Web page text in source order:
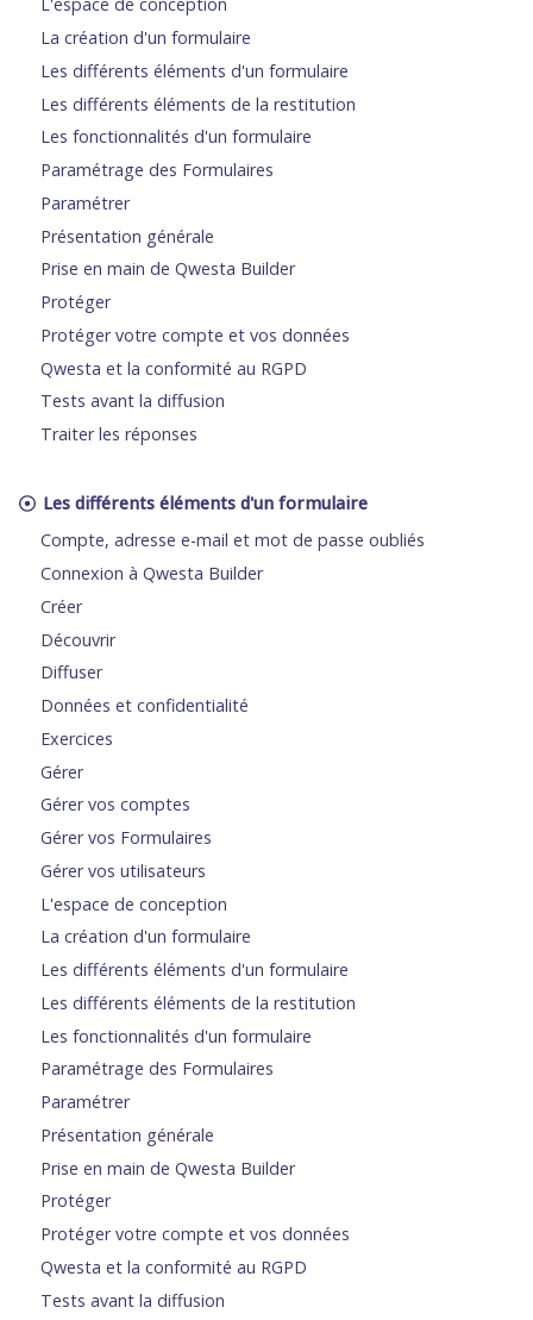
L'espace de conception
La création d'un formulaire
Les différents éléments d'un formulaire
Les différents éléments de la restitution
Les fonctionnalités d'un formulaire
Paramétrage des Formulaires
Paramétrer
Présentation générale
Prise en main de Qwesta Builder
Protéger
Protéger votre compte et vos données
Qwesta et la conformité au RGPD
Tests avant la diffusion
Traiter les réponses
Les différents éléments d'un formulaire
Compte, adresse e-mail et mot de passe oubliés
Connexion à Qwesta Builder
Créer
Découvrir
Diffuser
Données et confidentialité
Exercices
Gérer
Gérer vos comptes
Gérer vos Formulaires
Gérer vos utilisateurs
L'espace de conception
La création d'un formulaire
Les différents éléments d'un formulaire
Les différents éléments de la restitution
Les fonctionnalités d'un formulaire
Paramétrage des Formulaires
Paramétrer
Présentation générale
Prise en main de Qwesta Builder
Protéger
Protéger votre compte et vos données
Qwesta et la conformité au RGPD
Tests avant la diffusion